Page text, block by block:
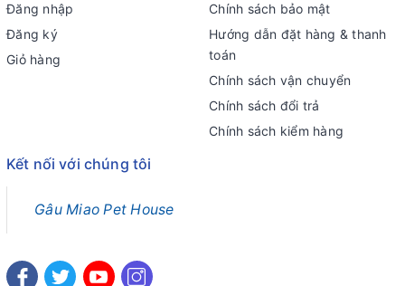
Đăng nhập
Đăng ký
Giỏ hàng
Chính sách bảo mật
Hướng dẫn đặt hàng & thanh
toán
Chính sách vận chuyển
Chính sách đổi trả
Chính sách kiểm hàng
Kết nối với chúng tôi
Gâu Miao Pet House